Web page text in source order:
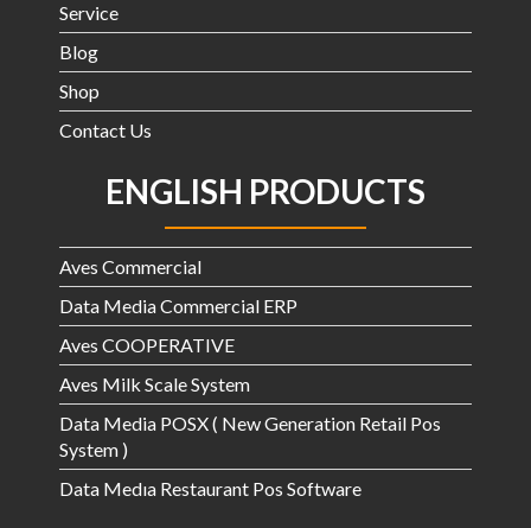
Service
Blog
Shop
Contact Us
ENGLISH PRODUCTS
Aves Commercial
Data Media Commercial ERP
Aves COOPERATIVE
Aves Milk Scale System
Data Media POSX ( New Generation Retail Pos
System )
Data Medıa Restaurant Pos Software